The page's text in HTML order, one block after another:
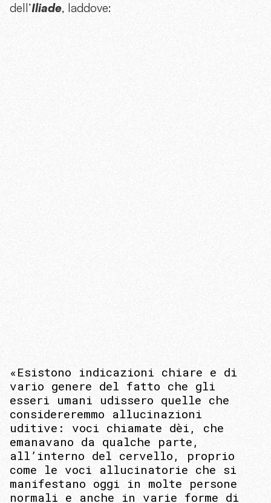
dell’Iliade, laddove:
«Esistono indicazioni chiare e di
vario genere del fatto che gli
esseri umani udissero quelle che
considereremmo allucinazioni
uditive: voci chiamate dèi, che
emanavano da qualche parte,
all’interno del cervello, proprio
come le voci allucinatorie che si
manifestano oggi in molte persone
normali e anche in varie forme di